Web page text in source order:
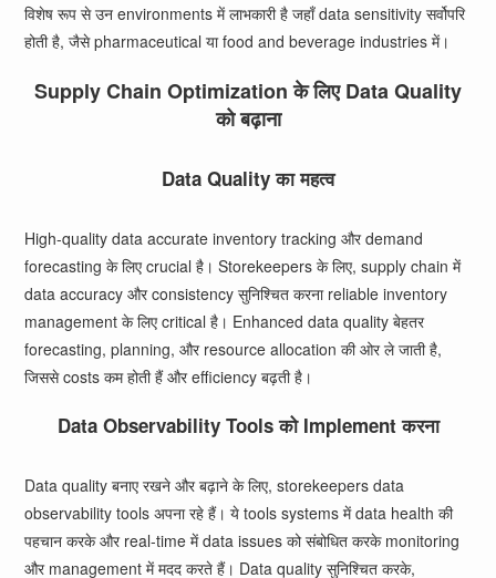
विशेष रूप से उन environments में लाभकारी है जहाँ data sensitivity सर्वोपरि
होती है, जैसे pharmaceutical या food and beverage industries में।
Supply Chain Optimization के लिए Data Quality
को बढ़ाना
Data Quality का महत्व
High-quality data accurate inventory tracking और demand
forecasting के लिए crucial है। Storekeepers के लिए, supply chain में
data accuracy और consistency सुनिश्चित करना reliable inventory
management के लिए critical है। Enhanced data quality बेहतर
forecasting, planning, और resource allocation की ओर ले जाती है,
जिससे costs कम होती हैं और efficiency बढ़ती है।
Data Observability Tools को Implement करना
Data quality बनाए रखने और बढ़ाने के लिए, storekeepers data
observability tools अपना रहे हैं। ये tools systems में data health की
पहचान करके और real-time में data issues को संबोधित करके monitoring
और management में मदद करते हैं। Data quality सुनिश्चित करके,